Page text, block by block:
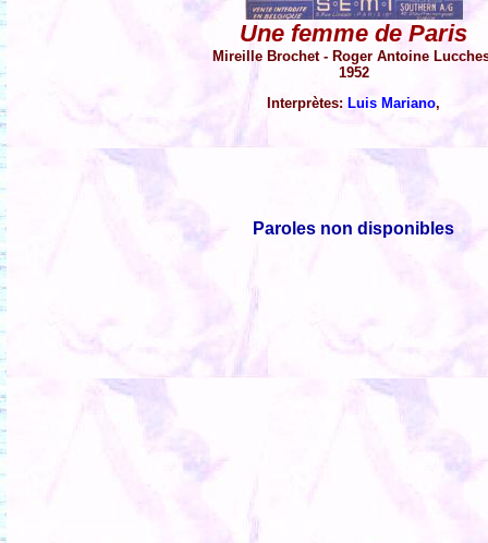
Une femme de Paris
Mireille Brochet - Roger Antoine
1952
Interprètes: Luis Mariano,
Paroles non disponibles